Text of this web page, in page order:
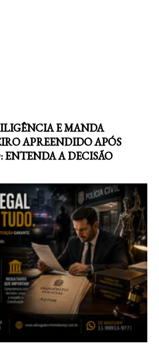
E MANDA
APREENDIDO APÓS
ENTENDA A DECISÃO